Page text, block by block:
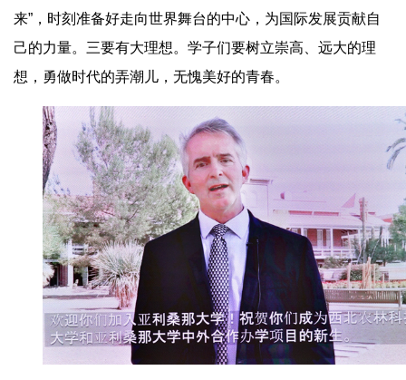
来”，时刻准备好走向世界舞台的中心，为国际发展贡献自
己的力量。三要有大理想。学子们要树立崇高、远大的理
想，勇做时代的弄潮儿，无愧美好的青春。